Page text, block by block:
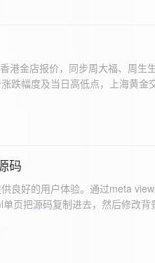
，异常状态的日志为红色。日志
港金店报价，同步周大福、周生
跌幅度及当日高低点，上海黄金
码
良好的用户体验。通过meta
页把源码复制进去，然后修改背